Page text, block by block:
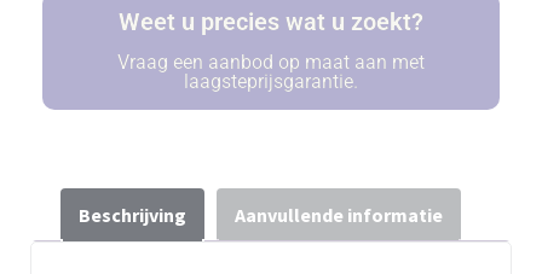
Weet u precies wat u zoekt?
Vraag een aanbod op maat aan met
laagsteprijsgarantie.
Beschrijving Aanvullende informatie